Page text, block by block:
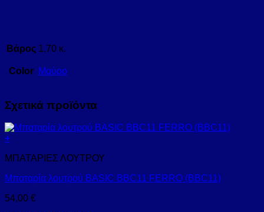
Βάρος 1,70 κ.
Color Μαύρο
Σχετικά προϊόντα
+
ΜΠΑΤΑΡΙΕΣ ΛΟΥΤΡΟΥ
Μπαταρία λουτρού BASIC BBC11 FERRO (BBC11)
54,00 €